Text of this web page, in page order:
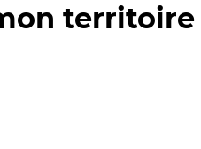
territoire